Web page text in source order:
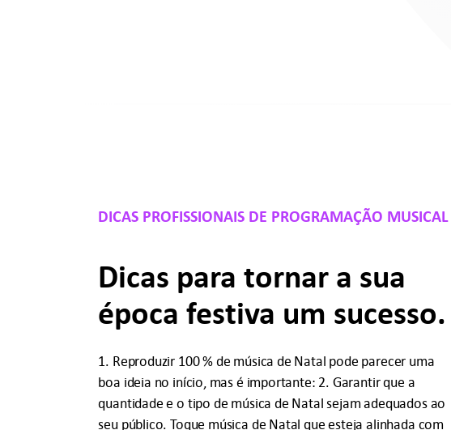
DICAS PROFISSIONAIS DE PROGRAMAÇÃO MUSICAL
Dicas para tornar a sua
época festiva um sucesso.
1. Reproduzir 100 % de música de Natal pode parecer uma
boa ideia no início, mas é importante: 2. Garantir que a
quantidade e o tipo de música de Natal sejam adequados ao
seu público. Toque música de Natal que esteja alinhada com